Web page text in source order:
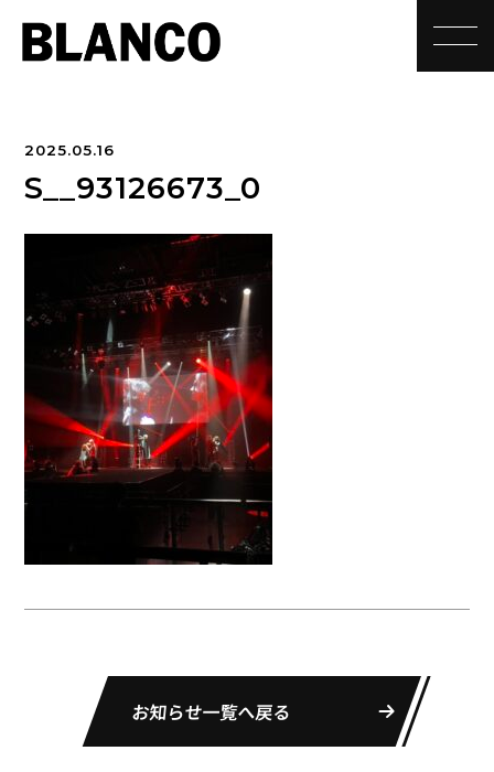
2025.05.16
S__93126673_0
お知らせ一覧へ戻る